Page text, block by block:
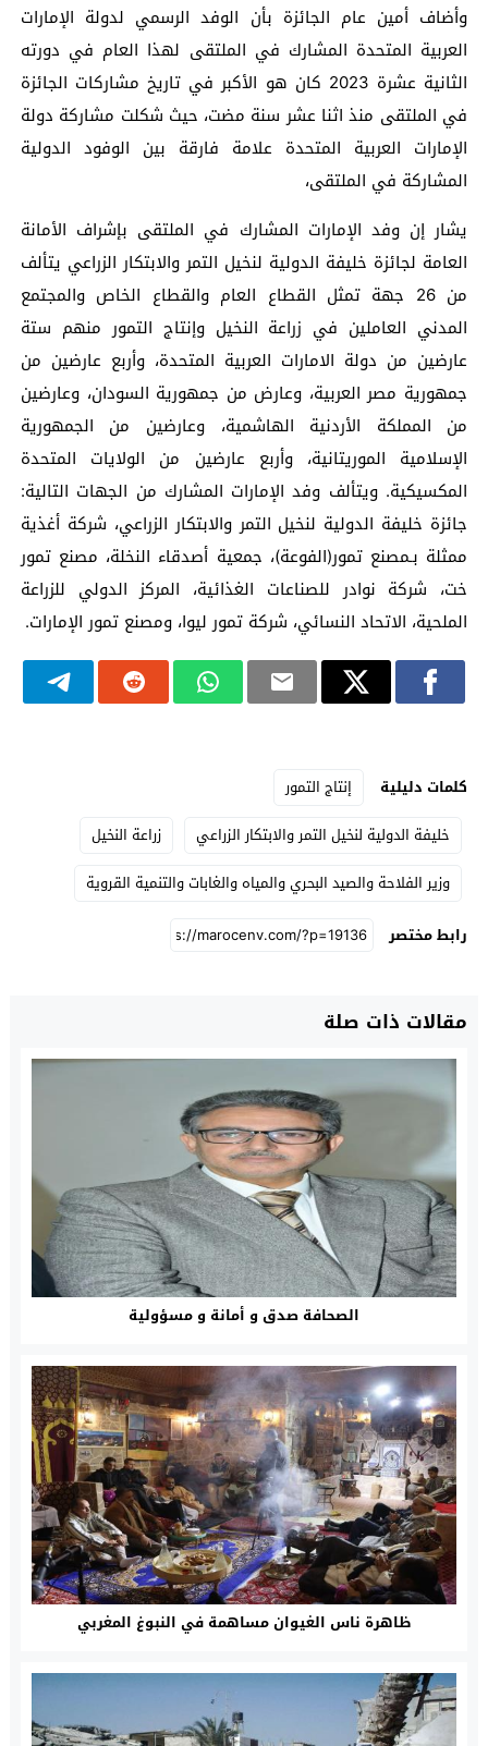
وأضاف أمين عام الجائزة بأن الوفد الرسمي لدولة الإمارات
العربية المتحدة المشارك في الملتقى لهذا العام في دورته
الثانية عشرة 2023 كان هو الأكبر في تاريخ مشاركات الجائزة
في الملتقى منذ اثنا عشر سنة مضت، حيث شكلت مشاركة دولة
الإمارات العربية المتحدة علامة فارقة بين الوفود الدولية
المشاركة في الملتقى،
يشار إن وفد الإمارات المشارك في الملتقى بإشراف الأمانة
العامة لجائزة خليفة الدولية لنخيل التمر والابتكار الزراعي يتألف
من 26 جهة تمثل القطاع العام والقطاع الخاص والمجتمع
المدني العاملين في زراعة النخيل وإنتاج التمور منهم ستة
عارضين من دولة الامارات العربية المتحدة، وأربع عارضين من
جمهورية مصر العربية، وعارض من جمهورية السودان، وعارضين
من المملكة الأردنية الهاشمية، وعارضين من الجمهورية
الإسلامية الموريتانية، وأربع عارضين من الولايات المتحدة
المكسيكية. ويتألف وفد الإمارات المشارك من الجهات التالية:
جائزة خليفة الدولية لنخيل التمر والابتكار الزراعي، شركة أغذية
ممثلة بـمصنع تمور(الفوعة)، جمعية أصدقاء النخلة، مصنع تمور
خت، شركة نوادر للصناعات الغذائية، المركز الدولي للزراعة
الملحية، الاتحاد النسائي، شركة تمور ليوا، ومصنع تمور الإمارات.
كلمات دليلية
إنتاج التمور
خليفة الدولية لنخيل التمر والابتكار الزراعي
زراعة النخيل
وزير الفلاحة والصيد البحري والمياه والغابات والتنمية القروية
رابط مختصر
مقالات ذات صلة
الصحافة صدق و أمانة و مسؤولية
ظاهرة ناس الغيوان مساهمة في النبوغ المغربي